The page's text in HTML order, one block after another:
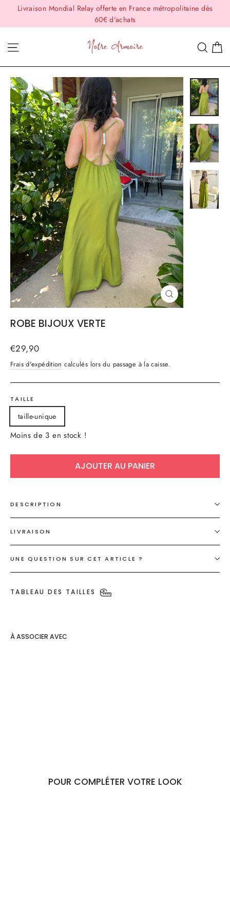
Passer
contenu
Livraison Mondial Relay offerte en France métropolitaine dès
60€ d'achats
FERMER
(ESC)
ROBE BIJOUX VERTE
Prix
régulier
€29,90
Frais d'expédition calculés lors du passage à la caisse.
TAILLE
taille-unique
Moins de 3 en stock !
AJOUTER AU PANIER
DESCRIPTION
LIVRAISON
UNE QUESTION SUR CET ARTICLE ?
TABLEAU DES TAILLES
À ASSOCIER AVEC
POUR COMPLÉTER VOTRE LOOK